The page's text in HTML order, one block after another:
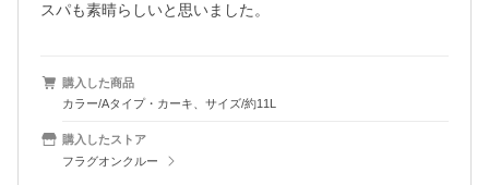
スパも素晴らしいと思いました。
購入した商品
カラー/Aタイプ・カーキ、サイズ/約11L
購入したストア
フラグオンクルー